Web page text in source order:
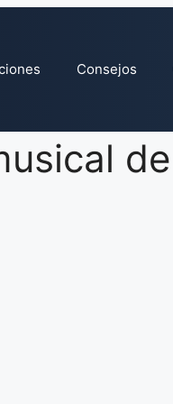
Consejos